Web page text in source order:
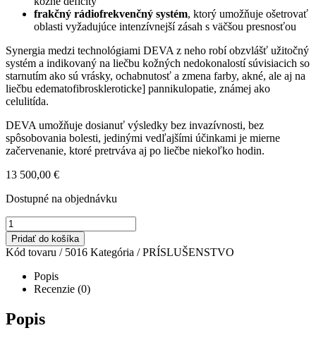
frakčný rádiofrekvenčný systém, ktorý umožňuje ošetrovať
oblasti vyžadujúce intenzívnejší zásah s väčšou presnosťou
Synergia medzi technológiami DEVA z neho robí obzvlášť užitočný
systém a indikovaný na liečbu kožných nedokonalostí súvisiacich so
starnutím ako sú vrásky, ochabnutosť a zmena farby, akné, ale aj na
liečbu edematofibroskleroticke] pannikulopatie, známej ako
celulitída.
DEVA umožňuje dosianuť výsledky bez invazívnosti, bez
spôsobovania bolesti, jedinými vedľajšími účinkami je mierne
začervenanie, ktoré pretrváva aj po liečbe niekoľko hodin.
13 500,00 €
Dostupné na objednávku
množstvo
DEVA
LAKSHMI
Pridať do košíka
Kód tovaru / 5016 Kategória /PRÍSLUŠENSTVO
Popis
Recenzie (0)
Popis